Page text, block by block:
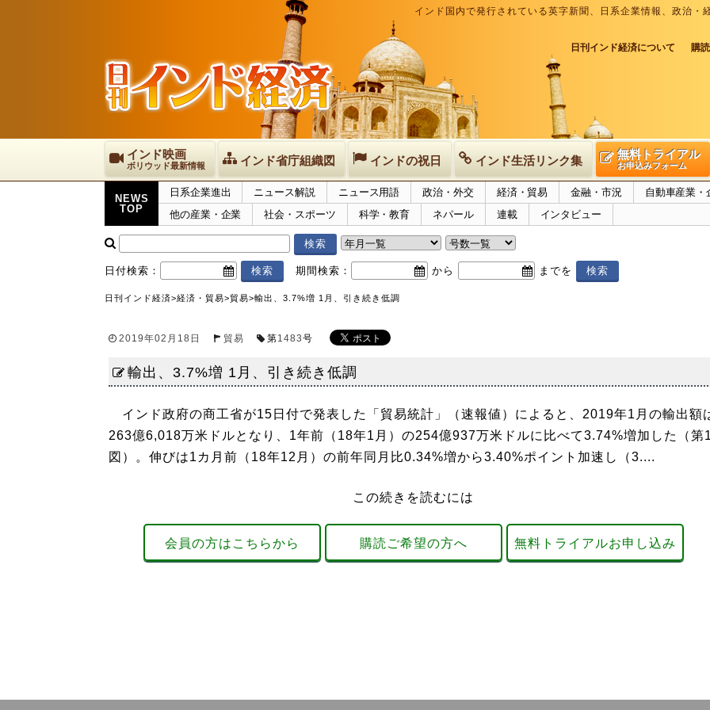
インド国内で発行されている英字新聞、日系企業情報、政治
日刊インド経済について 購
インド映画
ボリウッド最新情報 インド省庁組織図 インドの祝日 インド生活リンク集 無料トライアル
お申込みフォーム
NEWS
TOP
日系企業進出 ニュース解説 ニュース用語 政治・外交 経済・貿易 金融・市況
自動車産業・
他の産業・企業
社会・スポーツ 科学・教育 ネパール 連載 インタビュー
日付検索： 期間検索： から までを
日刊インド経済>経済・貿易>貿易>輸出、3.7%増 1月、引き続き低調
2019年02月18日 貿易 第1483号
輸出、3.7%増 1月、引き続き低調
インド政府の商工省が15日付で発表した「貿易統計」（速報値）によると、2019年1月の輸出額
263億6,018万米ドルとなり、1年前（18年1月）の254億937万米ドルに比べて3.74%増加した（第1
図）。伸びは1カ月前（18年12月）の前年同月比0.34%増から3.40%ポイント加速し（3....
この続きを読むには
会員の方はこちらから 購読ご希望の方へ 無料トライアルお申し込み